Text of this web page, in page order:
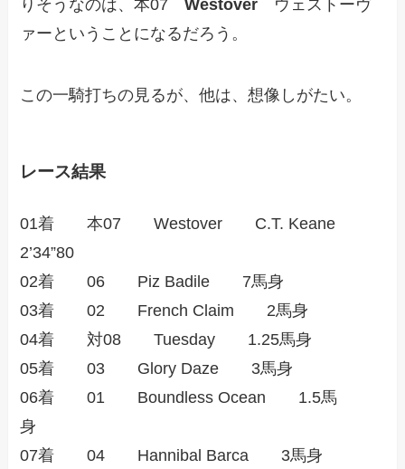
りそうなのは、本07Westover ウェストーヴ
ァーということになるだろう。
この一騎打ちの見るが、他は、想像しがたい。
レース結果
01着 本07 Westover C.T. Keane
2’34”80
02着 06 Piz Badile 7馬身
03着 02 French Claim 2馬身
04着 対08 Tuesday 1.25馬身
05着 03 Glory Daze 3馬身
06着 01 Boundless Ocean 1.5馬
身
07着 04 Hannibal Barca 3馬身